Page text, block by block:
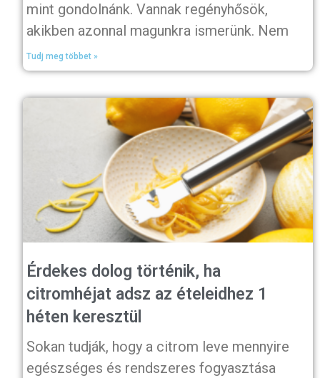
mint gondolnánk. Vannak regényhősök,
akikben azonnal magunkra ismerünk. Nem
Tudj meg többet »
Érdekes dolog történik, ha
citromhéjat adsz az ételeidhez 1
héten keresztül
Sokan tudják, hogy a citrom leve mennyire
egészséges és rendszeres fogyasztása